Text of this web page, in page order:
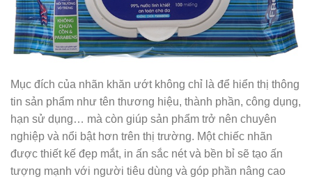
Mục đích của nhãn khăn ướt không chỉ là để hiển thị thông
tin sản phẩm như tên thương hiệu, thành phần, công dụng,
hạn sử dụng… mà còn giúp sản phẩm trở nên chuyên
nghiệp và nổi bật hơn trên thị trường. Một chiếc nhãn
được thiết kế đẹp mắt, in ấn sắc nét và bền bỉ sẽ tạo ấn
tượng mạnh với người tiêu dùng và góp phần nâng cao